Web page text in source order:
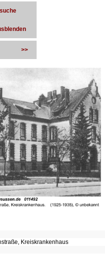
>>
Kreiskrankenhaus